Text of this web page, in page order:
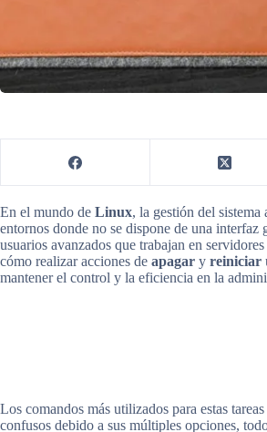
En el mundo de Linux, la gestión del sistema
entornos donde no se dispone de una
usuarios avanzados que trabajan en
cómo realizar acciones de apagar y reiniciar
mantener el control y la eficiencia en la
Los comandos más utilizados para estas
confusos debido a sus múltiples opciones,